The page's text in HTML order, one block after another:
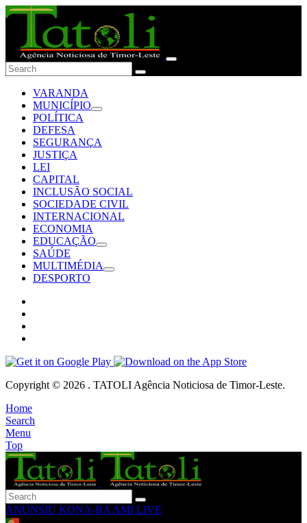
VARANDA
MUNICÍPIO
POLÍTICA
DEFESA
SEGURANÇA
JUSTIÇA
LEI
CAPITAL
INCLUSÃO SOCIAL
SOCIEDADE CIVIL
INTERNACIONAL
ECONOMIA
EDUCAÇÃO
SAÚDE
MULTIMÉDIA
DESPORTO
Copyright © 2026 . TATOLI Agência Noticiosa de Timor-Leste.
Home
Search
Menu
Top
ANUNSIU KONA-BA AMI LIVE